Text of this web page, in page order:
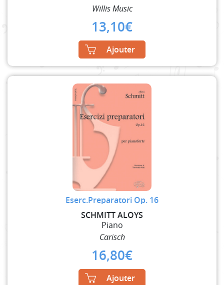
Willis Music
13,10€
Ajouter
Eserc.Preparatori Op. 16
SCHMITT ALOYS
Piano
Carisch
16,80€
Ajouter